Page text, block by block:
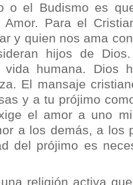
o el Budismo es
Amor. Para el
y quien nos ama
hijos de
vida humana. Dios
El mansaje
y a tu prójimo
el amor a uno
a los demás, a los
del prójimo es
religión activa